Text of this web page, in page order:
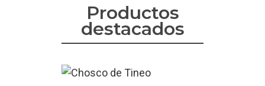
Productos
destacados